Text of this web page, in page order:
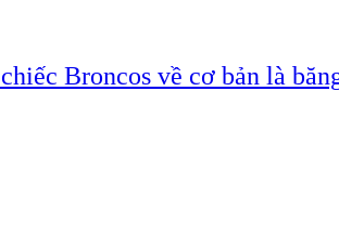
Broncos về cơ bản là